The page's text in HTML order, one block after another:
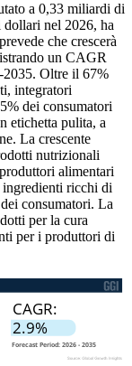
a 0,33 miliardi di
nel 2026, ha
che crescerà
un CAGR
2035. Oltre il 67%
integratori
dei consumatori
etichetta pulita, a
La crescente
nutrizionali
alimentari
ingredienti ricchi di
consumatori. La
per la cura
per i produttori di